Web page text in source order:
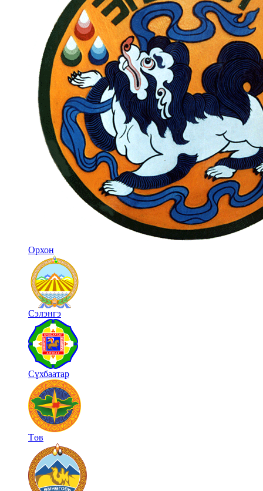
Орхон
Сэлэнгэ
Сүхбаатар
Төв